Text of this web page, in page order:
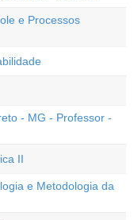
e Processos
- MG - Professor -
II
e Metodologia da